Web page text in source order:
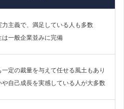
力主義で、満足している人も多数
は一般企業並みに完備
一定の裁量を与えて任せる風土もあり
や自己成長を実感している人が大多数